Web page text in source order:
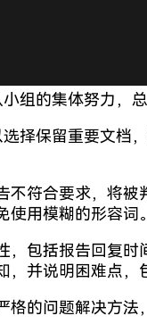
组的集体努力，
择保留重要文档
不符合要求，将
用模糊的形容词。
，包括报告回复
并说明困难点，
的问题解决方法